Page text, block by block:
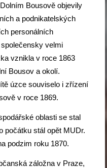
Bousově objevily
a podnikatelských
personálních
velmi
vznikla v roce 1863
Bousov a okolí.
úzce souviselo i zřízení
v roce 1869.
oblasti se stal
počátku stál opět MUDr.
podzim roku 1870.
záložna v Praze,